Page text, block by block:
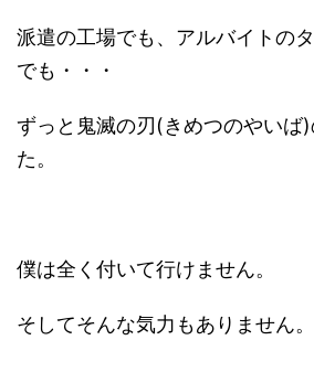
派遣の工場でも、アルバイトの
でも・・・
ずっと鬼滅の刃(きめつのやいば
た。
僕は全く付いて行けません。
そしてそんな気力もありません。